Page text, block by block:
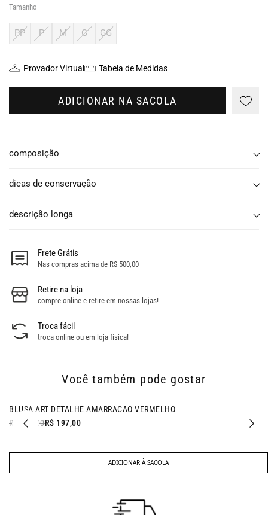
Tamanho
PP P M G GG
Provador Virtual Tabela de Medidas
ADICIONAR NA SACOLA
composição
dicas de conservação
descrição longa
Frete Grátis
Nas compras acima de R$ 500,00
Retire na loja
compre online e retire em nossas lojas!
Troca fácil
troca online ou em loja física!
Você também pode gostar
- 26% OFF
BLUSA ART DETALHE AMARRACAO VERMELHO
R$ 267,00R$ 197,00
ADICIONAR À SACOLA